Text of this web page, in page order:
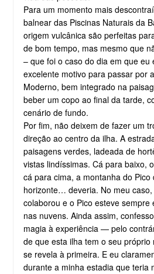
Para um momento mais
balnear das Piscinas Naturais da
origem vulcânica são perfeitas
de bom tempo, mas mesmo que
– que foi o caso do dia em que eu
excelente motivo para passar por
Moderno, bem integrado na
beber um copo ao final da tarde,
cenário de fundo.
Por fim, não deixem de fazer um
direção ao centro da ilha. A
paisagens verdes, ladeada de
vistas lindíssimas. Cá para baixo,
cá para cima, a montanha do Pico
horizonte… deveria. No meu
colaborou e o Pico esteve sempre
nas nuvens. Ainda assim,
magia à experiência — pelo
de que esta ilha tem o seu
se revela à primeira. E eu
durante a minha estadia que teria